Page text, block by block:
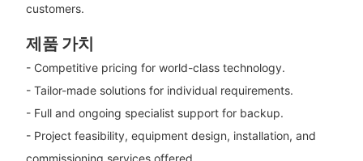
customers.
제품 가치
- Competitive pricing for world-class technology.
- Tailor-made solutions for individual requirements.
- Full and ongoing specialist support for backup.
- Project feasibility, equipment design, installation, and
commissioning services offered.